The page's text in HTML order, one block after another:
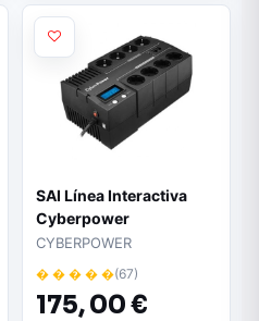
SAI Línea Interactiva
Cyberpower
BR1200ELCD/
1200VA720W/ 8
Salidas/ Formato Bloque
CYBERPOWER
� � � � �(67)
175,00 €